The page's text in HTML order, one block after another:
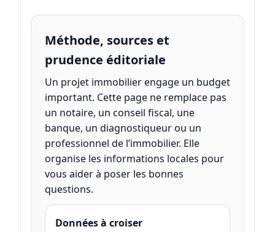
Méthode, sources et
prudence éditoriale
Un projet immobilier engage un budget
important. Cette page ne remplace pas
un notaire, un conseil fiscal, une
banque, un diagnostiqueur ou un
professionnel de l’immobilier. Elle
organise les informations locales pour
vous aider à poser les bonnes
questions.
Données à croiser